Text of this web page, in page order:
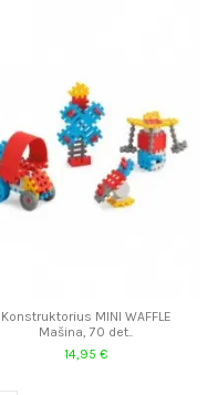
Konstruktorius MINI WAFFLE
Mašina, 70 det..
14,95 €